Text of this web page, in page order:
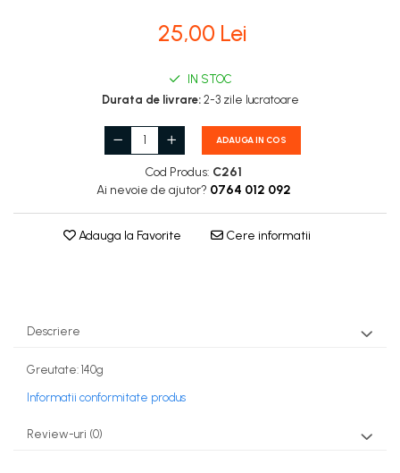
Vopsea/intretinere stupi25,00 Lei
IN STOC
Durata de livrare:2-3 zile lucratoare
ADAUGA IN COS
Cod Produs: C261
Ai nevoie de ajutor? 0764 012 092
Adauga la Favorite Cere informatii
Descriere
Greutate: 140g
Informatii conformitate produs
Review-uri (0)